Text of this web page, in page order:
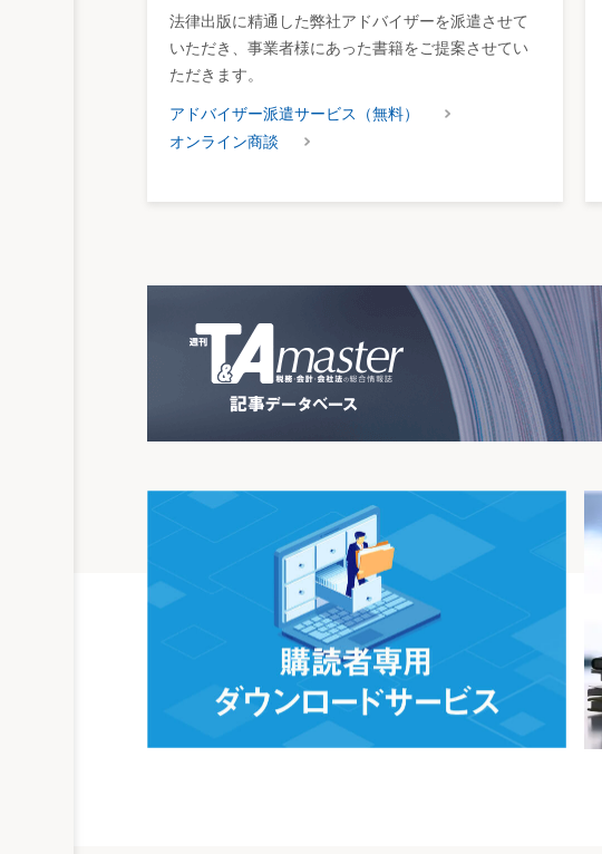
法律出版に精通した弊社アドバイザーを派遣させて
いただき、事業者様にあった書籍をご提案させてい
ただきます。
アドバイザー派遣サービス（無料）
オンライン商談